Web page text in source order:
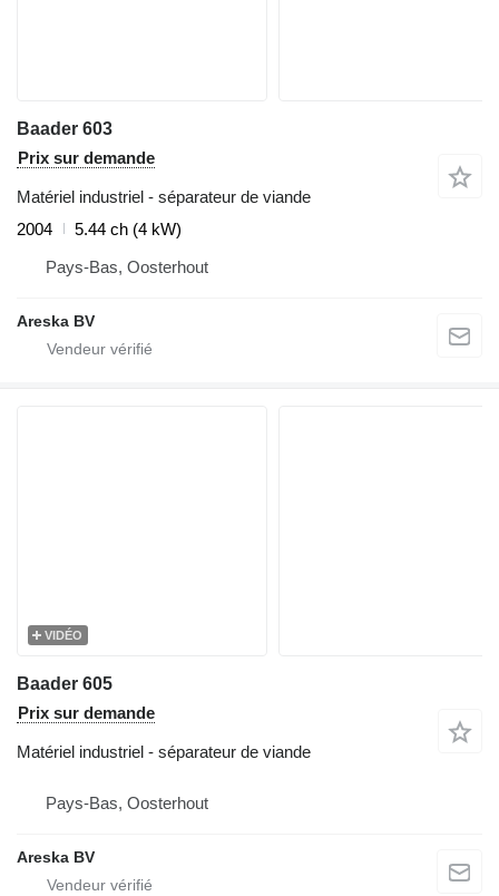
Baader 603
Prix sur demande
Matériel industriel - séparateur de viande
2004
5.44 ch (4 kW)
Pays-Bas, Oosterhout
Areska BV
VIDÉO
Baader 605
Prix sur demande
Matériel industriel - séparateur de viande
Pays-Bas, Oosterhout
Areska BV